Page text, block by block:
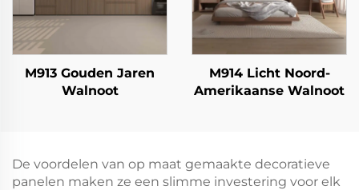
M913 Gouden Jaren
Walnoot
M914 Licht Noord-
Amerikaanse Walnoot
De voordelen van op maat gemaakte decoratieve
panelen maken ze een slimme investering voor elk